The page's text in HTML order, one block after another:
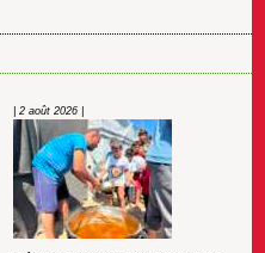
| 2 août 2026 |